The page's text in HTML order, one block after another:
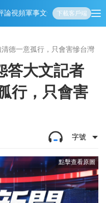
論視頻軍事文化 娛樂生活教育體
下載客戶端
德一意孤行，只會害慘台灣
答大文記者
行，只會害
字號